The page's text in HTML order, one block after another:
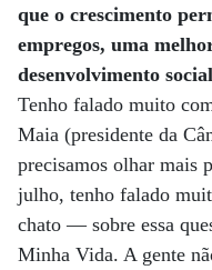
que o crescimento
empregos, uma
desenvolvimento
Tenho falado muito
Maia (presidente da
precisamos olhar mais
julho, tenho falado
chato — sobre essa
Minha Vida. A gente